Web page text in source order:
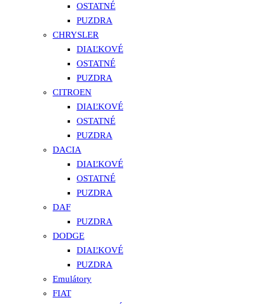
OSTATNÉ
PUZDRA
CHRYSLER
DIAĽKOVÉ
OSTATNÉ
PUZDRA
CITROEN
DIAĽKOVÉ
OSTATNÉ
PUZDRA
DACIA
DIAĽKOVÉ
OSTATNÉ
PUZDRA
DAF
PUZDRA
DODGE
DIAĽKOVÉ
PUZDRA
Emulátory
FIAT